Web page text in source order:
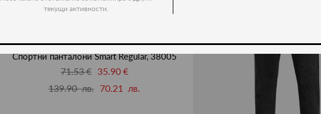
Спортни панталони Smart Regular, 38005
71.53 €
35.90 €
139.90 лв. 70.21 лв.
текущи активности.